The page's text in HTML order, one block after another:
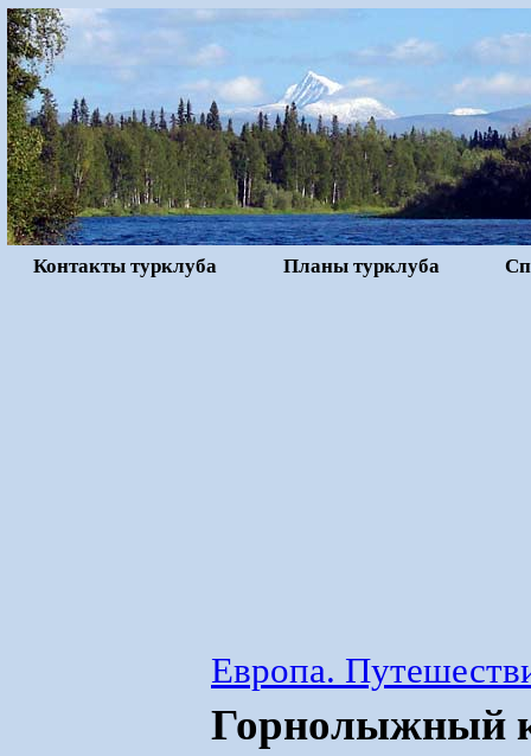
Контакты турклуба Планы турклуба
Европа.
Горнолыжный